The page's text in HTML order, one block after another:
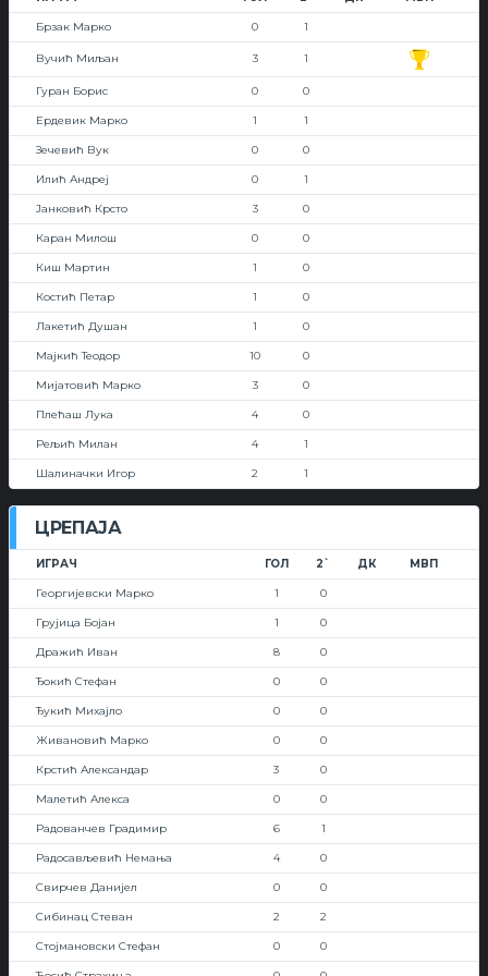
Брзак Марко 0 1
Вучић Миљан 3 1
Гуран Борис 0 0
Ердевик Марко 1 1
Зечевић Вук 0 0
Илић Андреј 0 1
Јанковић Крсто 3 0
Каран Милош 0 0
Киш Мартин 1 0
Костић Петар 1 0
Лакетић Душан 1 0
Мајкић Теодор 10 0
Мијатовић Марко 3 0
Плећаш Лука 4 0
Рељић Милан 4 1
Шалиначки Игор 2 1
ЦРЕПАЈА
ИГРАЧ ГОЛ 2` ДК МВП
Георгијевски Марко 1 0
Грујица Бојан 1 0
Дражић Иван 8 0
Ђокић Стефан 0 0
Ђукић Михајло 0 0
Живановић Марко 0 0
Крстић Александар 3 0
Малетић Алекса 0 0
Радованчев Градимир 6 1
Радосављевић Немања 4 0
Свирчев Данијел 0 0
Сибинац Стеван 2 2
Стојмановски Стефан 0 0